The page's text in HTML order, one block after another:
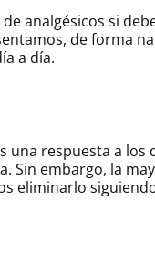
analgésicos si
de forma
a día.
una respuesta a los
Sin embargo, la
eliminarlo